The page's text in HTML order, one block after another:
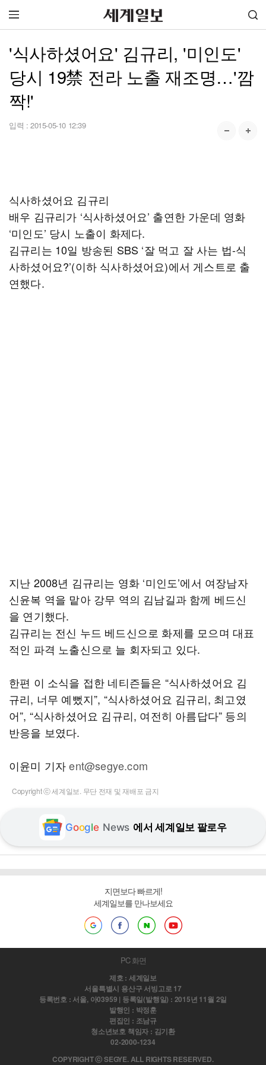
'식사하셨어요' 김규리, '미인도'
당시 19禁 전라 노출 재조명…'깜
짝!'
입력 : 2015-05-10 12:39
식사하셨어요 김규리
배우 김규리가 ‘식사하셨어요’ 출연한 가운데 영화
‘미인도’ 당시 노출이 화제다.
김규리는 10일 방송된 SBS ‘잘 먹고 잘 사는 법-식
사하셨어요?’(이하 식사하셨어요)에서 게스트로 출
연했다.
지난 2008년 김규리는 영화 ‘미인도’에서 여장남자
신윤복 역을 맡아 강무 역의 김남길과 함께 베드신
을 연기했다.
김규리는 전신 누드 베드신으로 화제를 모으며 대표
적인 파격 노출신으로 늘 회자되고 있다.
한편 이 소식을 접한 네티즌들은 “식사하셨어요 김
규리, 너무 예뻤지”, “식사하셨어요 김규리, 최고였
어”, “식사하셨어요 김규리, 여전히 아름답다” 등의
반응을 보였다.
이윤미 기자ent@segye.com
Copyright ⓒ 세계일보. 무단 전재 및 재배포 금지
Google News 에서 세계일보 팔로우
지면보다 빠르게!
세계일보를 만나보세요
PC 화면
제호 : 세계일보
서울특별시 용산구 서빙고로 17
등록번호 : 서울, 아03959 | 등록일(발행일) : 2015년 11월 2일
발행인 : 박정훈
편집인 : 조남규
청소년보호 책임자 : 김기환
02-2000-1234
COPYRIGHT ⓒ SEGYE. ALL RIGHTS RESERVED.